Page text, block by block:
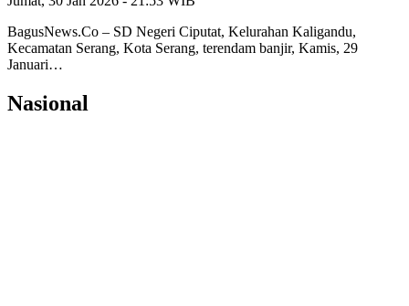
BagusNews.Co – SD Negeri Ciputat, Kelurahan Kaligandu,
Kecamatan Serang, Kota Serang, terendam banjir, Kamis, 29
Januari…
Nasional